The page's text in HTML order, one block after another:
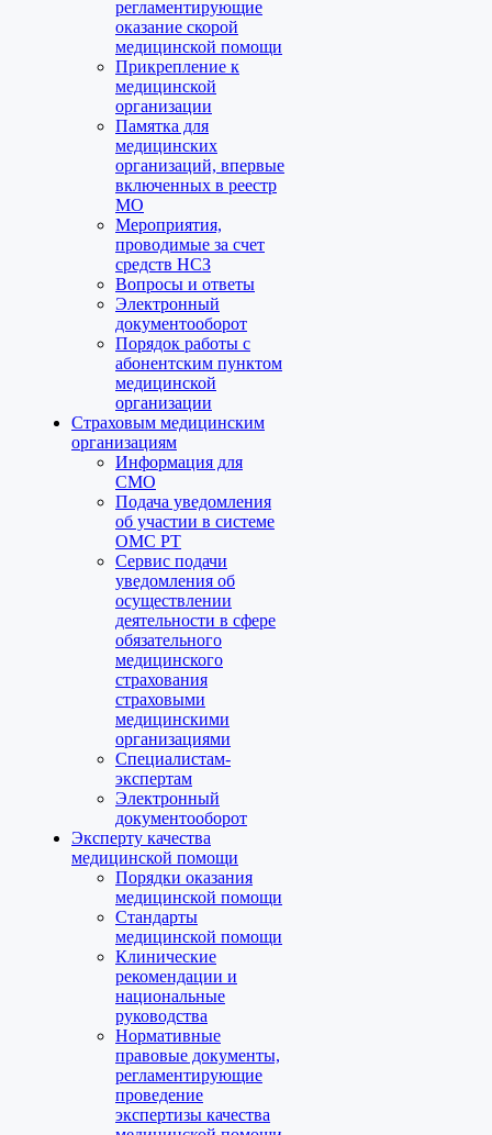
регламентирующие
оказание скорой
медицинской помощи
Прикрепление к
медицинской
организации
Памятка для
медицинских
организаций, впервые
включенных в реестр
МО
Мероприятия,
проводимые за счет
средств НСЗ
Вопросы и ответы
Электронный
документооборот
Порядок работы с
абонентским пунктом
медицинской
организации
Страховым медицинским
организациям
Информация для
СМО
Подача уведомления
об участии в системе
ОМС РТ
Сервис подачи
уведомления об
осуществлении
деятельности в сфере
обязательного
медицинского
страхования
страховыми
медицинскими
организациями
Специалистам-
экспертам
Электронный
документооборот
Эксперту качества
медицинской помощи
Порядки оказания
медицинской помощи
Стандарты
медицинской помощи
Клинические
рекомендации и
национальные
руководства
Нормативные
правовые документы,
регламентирующие
проведение
экспертизы качества